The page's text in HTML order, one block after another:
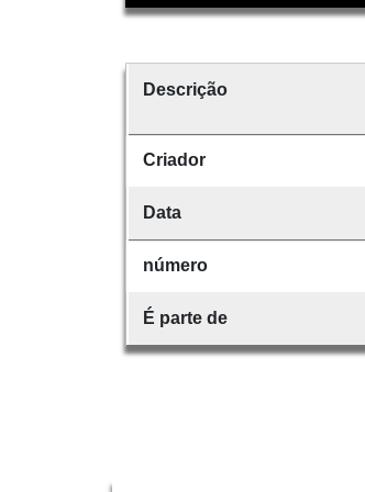
Descrição
Criador
Data
número
É parte de